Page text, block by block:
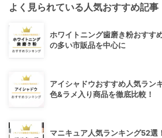
よく見られている人気おすすめ記事
ホワイトニング歯磨き粉おすす
の多い市販品を中心に
アイシャドウおすすめ人気ラン
色&ラメ入り商品を徹底比較！
マニキュア人気ランキング52選